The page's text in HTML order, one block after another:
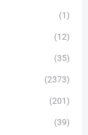
(1)
(12)
(35)
(2373)
(201)
(39)